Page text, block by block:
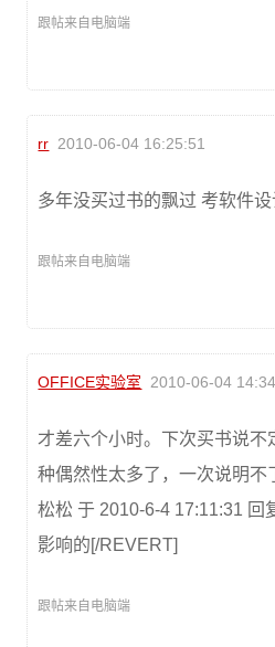
跟帖来自电脑端
rr 2010-06-04 16:25:51
多年没买过书的飘过 考软件
跟帖来自电脑端
OFFICE实验室 2010-06-04
才差六个小时。下次买书说不
种偶然性太多了，一次说明不
松松 于 2010-6-4 17:11:31 回
影响的[/REVERT]
跟帖来自电脑端